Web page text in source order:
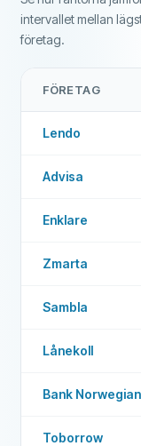
FÖRETAG
Lendo
Advisa
Enklare
Zmarta
Sambla
Lånekoll
Bank Norwegian
Toborrow
intervallet mellan
företag.